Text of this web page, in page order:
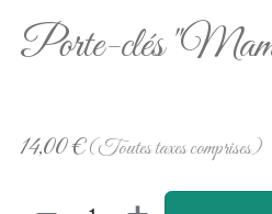
Porte-clés
14,00€(Toutes taxes comprises)